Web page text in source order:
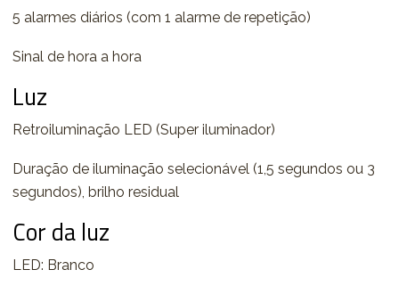
5 alarmes diários (com 1 alarme de repetição)
Sinal de hora a hora
Luz
Retroiluminação LED (Super iluminador)
Duração de iluminação selecionável (1,5 segundos ou 3
segundos), brilho residual
Cor da luz
LED: Branco